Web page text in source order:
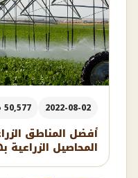
2022-08-02 50,577 مشاهدة
أفضل المناطق
المحاصيل الزراعية